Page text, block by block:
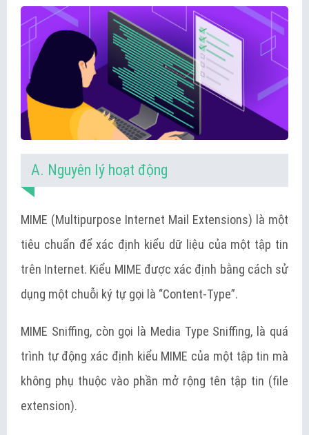
A. Nguyên lý hoạt động
MIME (Multipurpose Internet Mail Extensions) là một
tiêu chuẩn để xác định kiểu dữ liệu của một tập tin
trên Internet. Kiểu MIME được xác định bằng cách sử
dụng một chuỗi ký tự gọi là “Content-Type”.
MIME Sniffing, còn gọi là Media Type Sniffing, là quá
trình tự động xác định kiểu MIME của một tập tin mà
không phụ thuộc vào phần mở rộng tên tập tin (file
extension).